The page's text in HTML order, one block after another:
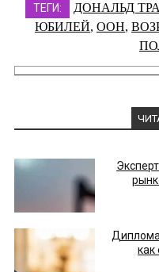
ТЕГИ: ДОНАЛЬД
ЮБИЛЕЙ, ООН,
как